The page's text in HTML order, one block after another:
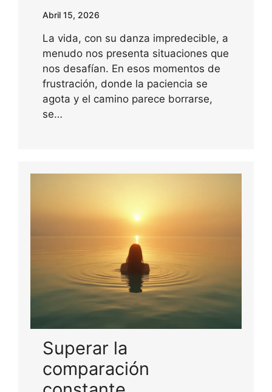
Abril 15, 2026
La vida, con su danza impredecible, a
menudo nos presenta situaciones que
nos desafían. En esos momentos de
frustración, donde la paciencia se
agota y el camino parece borrarse,
se…
Superar la
comparación